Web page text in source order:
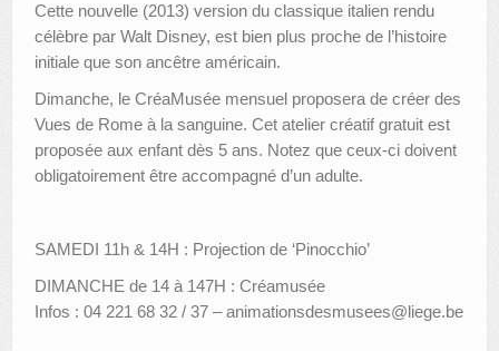
Cette nouvelle (2013) version du classique italien rendu
célèbre par Walt Disney, est bien plus proche de l’histoire
initiale que son ancêtre américain.
Dimanche, le CréaMusée mensuel proposera de créer des
Vues de Rome à la sanguine. Cet atelier créatif gratuit est
proposée aux enfant dès 5 ans. Notez que ceux-ci doivent
obligatoirement être accompagné d’un adulte.
SAMEDI 11h & 14H : Projection de ‘Pinocchio’
DIMANCHE de 14 à 147H : Créamusée
Infos : 04 221 68 32 / 37 – animationsdesmusees@liege.be